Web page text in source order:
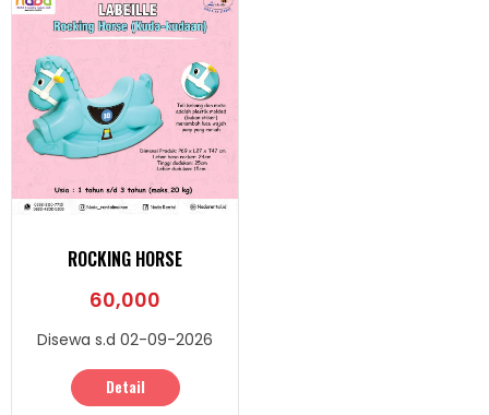
ROCKING HORSE
60,000
Disewa s.d 02-09-2026
Detail